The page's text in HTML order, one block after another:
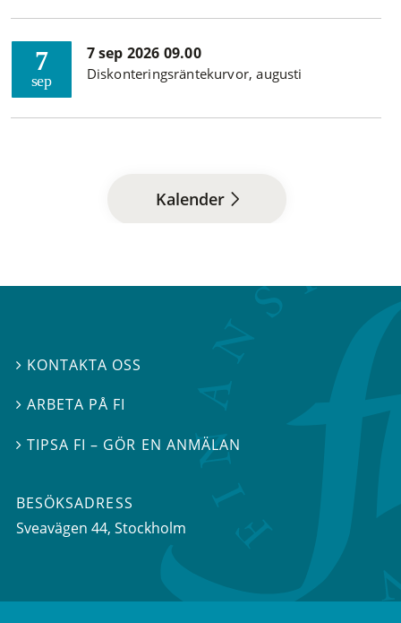
7
sep
7 sep 2026 09.00
Diskonteringsräntekurvor, augusti
Kalender
 KONTAKTA OSS
ARBETA PÅ FI
TIPSA FI – GÖR EN ANMÄLAN
BESÖKSADRESS
Sveavägen 44, Stockholm